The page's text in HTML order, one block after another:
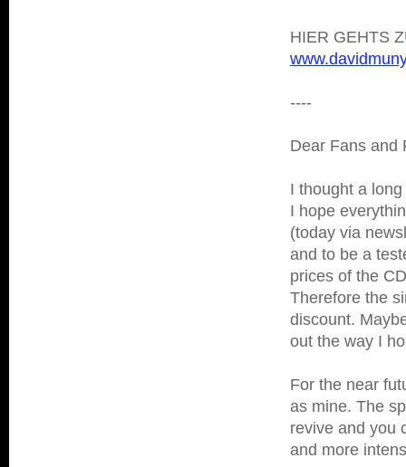
HIER GEHTS
----
Dear Fans and
I thought a
I hope
(today via
and to be a
prices of the
Therefore the
discount.
out the way I
For the near
as mine. The
revive and you
and more